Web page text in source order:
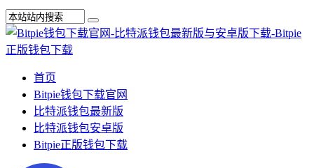
首页
Bitpie钱包下载官网
比特派钱包最新版
比特派钱包安卓版
Bitpie正版钱包下载